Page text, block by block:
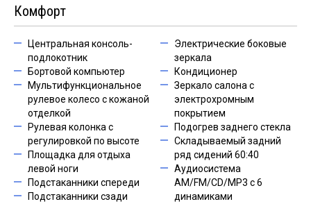
Комфорт
Центральная консоль-
подлокотник
Бортовой компьютер
Мультифункциональное
рулевое колесо с кожаной
отделкой
Рулевая колонка с
регулировкой по высоте
Площадка для отдыха
левой ноги
Подстаканники спереди
Подстаканники сзади
Электрические боковые
зеркала
Кондиционер
Зеркало салона с
электрохромным
покрытием
Подогрев заднего стекла
Складываемый задний
ряд сидений 60:40
Аудиосистема
AM/FM/CD/MP3 c 6
динамиками